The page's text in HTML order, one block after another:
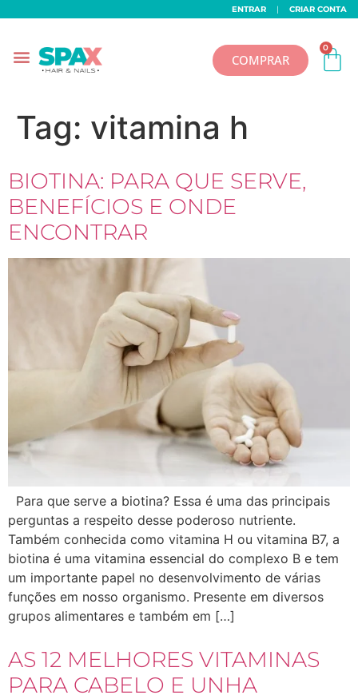
ENTRAR | CRIAR CONTA
COMPRAR
0
Tag: vitamina h
BIOTINA: PARA QUE SERVE,
BENEFÍCIOS E ONDE
ENCONTRAR
Para que serve a biotina? Essa é uma das principais
perguntas a respeito desse poderoso nutriente.
Também conhecida como vitamina H ou vitamina B7, a
biotina é uma vitamina essencial do complexo B e tem
um importante papel no desenvolvimento de várias
funções em nosso organismo. Presente em diversos
grupos alimentares e também em […]
AS 12 MELHORES VITAMINAS
PARA CABELO E UNHA